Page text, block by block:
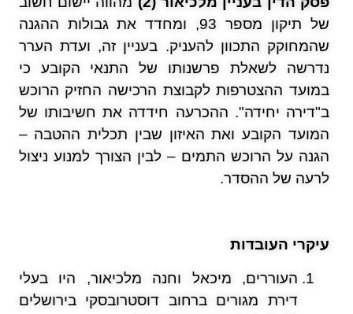
של תיקון מספר 93, ומחדד את גבולות ההגנה
שהמחוקק התכוון להעניק. בעניין זה, ועדת הערר
נדרשה לשאלת פרשנותו של התנאי הקובע כי
במועד ההצטרפות לקבוצת הרכישה החזיק הרוכש
ב"דירה יחידה". ההכרעה חידדה את חשיבותו של
המועד הקובע ואת האיזון שבין תכלית ההטבה –
הגנה על הרוכש התמים – לבין הצורך למנוע ניצול
לרעה של ההסדר.
עיקרי העובדות
העוררים, מיכאל וחנה מלכיאור, היו בעלי
דירת מגורים ברחוב דוסטרובסקי בירושלים